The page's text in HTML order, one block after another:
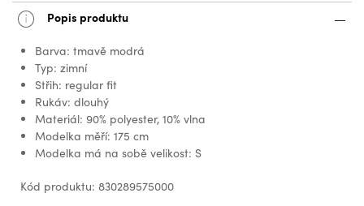
Popis produktu
Barva: tmavě modrá
Typ: zimní
Střih: regular fit
Rukáv: dlouhý
Materiál: 90% polyester, 10% vlna
Modelka měří: 175 cm
Modelka má na sobě velikost: S
Kód produktu: 830289575000